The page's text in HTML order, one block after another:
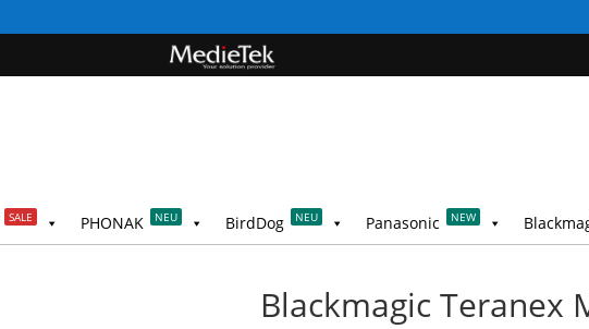
SALE PHONAK NEU BirdDog NEU Panasonic NEW
Blackmagic Teranex